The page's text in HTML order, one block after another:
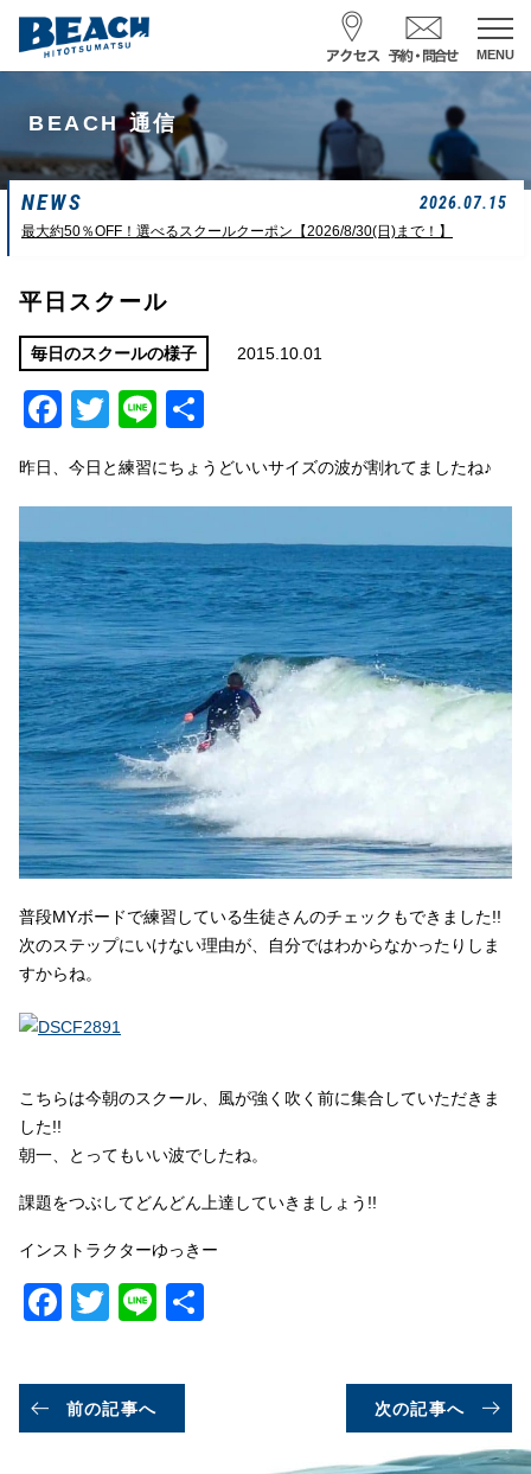
MENU
スクール予約・お問合せ
レンタル予約
サーフ ナミイーヨ
0475-32-7314
一松海岸波情報
サイズ
ムネカタ前後
状態
ややザワ
若潮
BEACH 通信
NEWS 2026.07.15
最大約50％OFF！選べるスクールクーポン【2026/8/30(日)まで！】
平日スクール
毎日のスクールの様子 2015.10.01
Facebook
Twitter
Line
昨日、今日と練習にちょうどいいサイズの波が割れてましたね♪
普段MYボードで練習している生徒さんのチェックもできました!!
次のステップにいけない理由が、自分ではわからなかったりしま
すからね。
こちらは今朝のスクール、風が強く吹く前に集合していただきま
した!!
朝一、とってもいい波でしたね。
課題をつぶしてどんどん上達していきましょう!!
インストラクターゆっきー
Facebook
Twitter
Line
前の記事へ 次の記事へ